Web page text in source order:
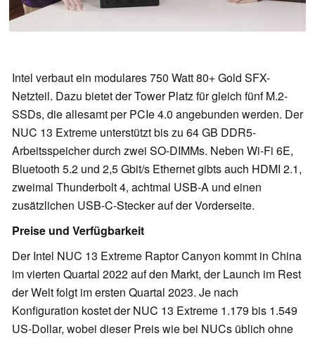
Intel verbaut ein modulares 750 Watt 80+ Gold SFX-
Netzteil. Dazu bietet der Tower Platz für gleich fünf M.2-
SSDs, die allesamt per PCIe 4.0 angebunden werden. Der
NUC 13 Extreme unterstützt bis zu 64 GB DDR5-
Arbeitsspeicher durch zwei SO-DIMMs. Neben Wi-Fi 6E,
Bluetooth 5.2 und 2,5 Gbit/s Ethernet gibts auch HDMI 2.1,
zweimal Thunderbolt 4, achtmal USB-A und einen
zusätzlichen USB-C-Stecker auf der Vorderseite.
Preise und Verfügbarkeit
Der Intel NUC 13 Extreme Raptor Canyon kommt in China
im vierten Quartal 2022 auf den Markt, der Launch im Rest
der Welt folgt im ersten Quartal 2023. Je nach
Konfiguration kostet der NUC 13 Extreme 1.179 bis 1.549
US-Dollar, wobei dieser Preis wie bei NUCs üblich ohne